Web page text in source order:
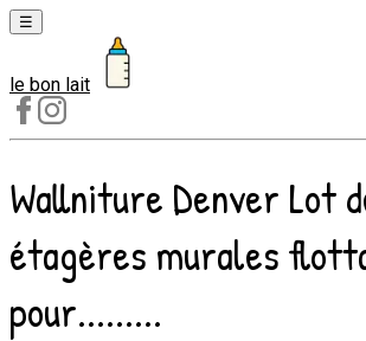
☰
Laits
1er
âge
Laits
2e
âge
de
le bon lait
Wallniture Denver Lot
étagères murales
pour.........